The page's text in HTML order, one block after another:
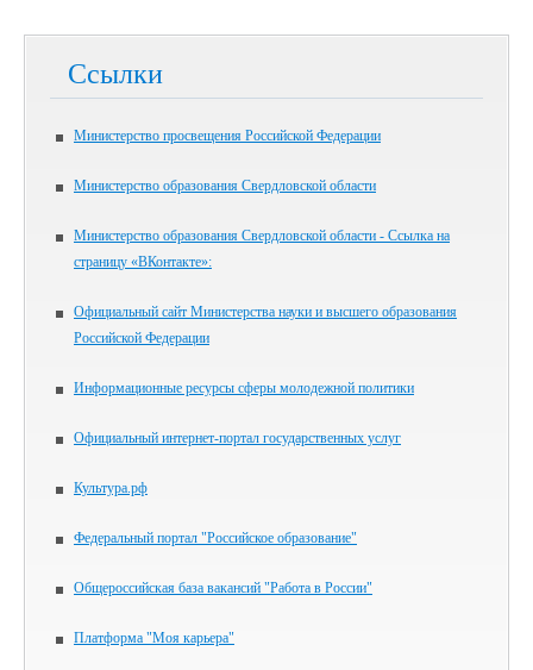
Ссылки
Министерство просвещения Российской Федерации
Министерство образования Свердловской области
Министерство образования Свердловской области - Ссылка на
страницу «ВКонтакте»:
Официальный сайт Министерства науки и высшего образования
Российской Федерации
Информационные ресурсы сферы молодежной политики
Официальный интернет-портал государственных услуг
Культура.рф
Федеральный портал "Российское образование"
Общероссийская база вакансий "Работа в России"
Платформа "Моя карьера"